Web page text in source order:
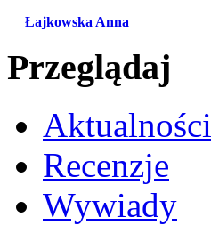
Łajkowska Anna
Przeglądaj
Aktualności
Recenzje
Wywiady